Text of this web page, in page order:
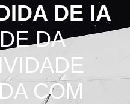
DE IA
DA
COM